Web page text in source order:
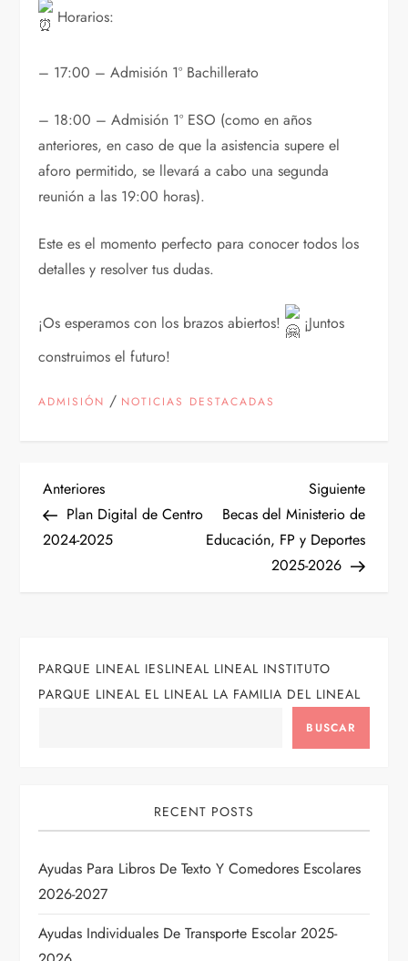
Horarios:
– 17:00 – Admisión 1º Bachillerato
– 18:00 – Admisión 1º ESO (como en años
anteriores, en caso de que la asistencia supere el
aforo permitido, se llevará a cabo una segunda
reunión a las 19:00 horas).
Este es el momento perfecto para conocer todos los
detalles y resolver tus dudas.
¡Os esperamos con los brazos abiertos!
¡Juntos
construimos el futuro!
ADMISIÓN / NOTICIAS DESTACADAS
N
a
g
a
ó
n
d
Entrada
anterior
Anteriores
Plan Digital de Centro
2024-2025
Siguiente
Becas del Ministerio de
Educación, FP y Deportes
2025-2026
PARQUE LINEAL IESLINEAL LINEAL INSTITUTO
PARQUE LINEAL EL LINEAL LA FAMILIA DEL LINEAL
BUSCAR
RECENT POSTS
Ayudas Para Libros De Texto Y Comedores Escolares
2026-2027
Ayudas Individuales De Transporte Escolar 2025-